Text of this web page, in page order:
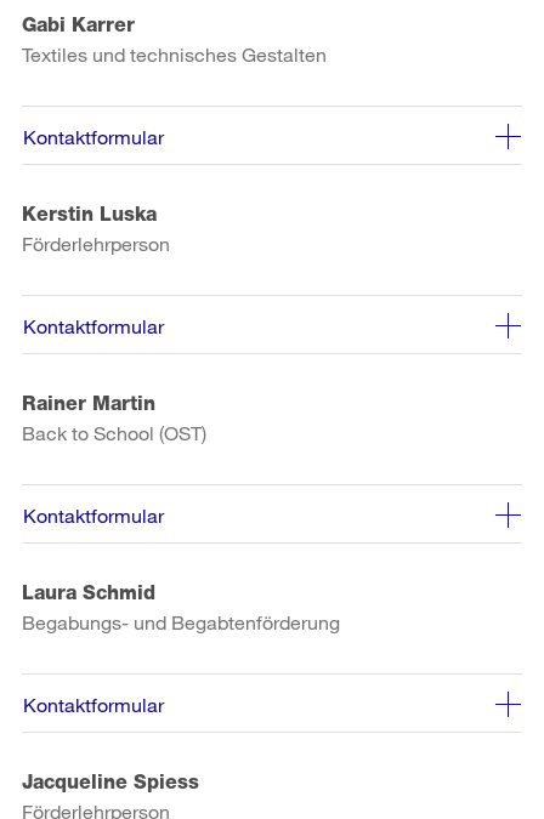
Gabi Karrer
Textiles und technisches Gestalten
Kontaktformular
Kerstin Luska
Förderlehrperson
Kontaktformular
Rainer Martin
Back to School (OST)
Kontaktformular
Laura Schmid
Begabungs- und Begabtenförderung
Kontaktformular
Jacqueline Spiess
Förderlehrperson